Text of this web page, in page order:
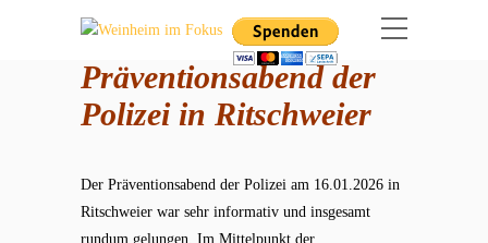
Präventionsabend der
Polizei in Ritschweier
Der Präventionsabend der Polizei am 16.01.2026 in
Ritschweier war sehr informativ und insgesamt
rundum gelungen. Im Mittelpunkt der